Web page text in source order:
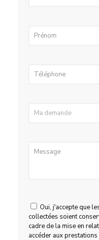
Oui, j'accepte que
collectées soient
cadre de la mise en
accéder aux